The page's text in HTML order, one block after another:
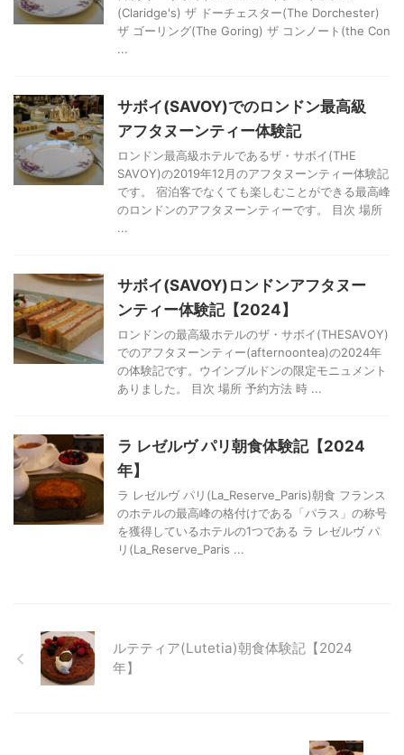
(Claridge's) ザ ドーチェスター(The Dorchester)
ザ ゴーリング(The Goring) ザ コンノート(the Con
...
サボイ(SAVOY)でのロンドン最高級
アフタヌーンティー体験記
ロンドン最高級ホテルであるザ・サボイ(THE
SAVOY)の2019年12月のアフタヌーンティー体験記
です。 宿泊客でなくても楽しむことができる最高峰
のロンドンのアフタヌーンティーです。 目次 場所
...
サボイ(SAVOY)ロンドンアフタヌー
ンティー体験記【2024】
ロンドンの最高級ホテルのザ・サボイ(THESAVOY)
でのアフタヌーンティー(afternoontea)の2024年
の体験記です。ウインブルドンの限定モニュメント
ありました。 目次 場所 予約方法 時 ...
ラ レゼルヴ パリ朝食体験記【2024
年】
ラ レゼルヴ パリ(La_Reserve_Paris)朝食 フランス
のホテルの最高峰の格付けである「パラス」の称号
を獲得しているホテルの1つである ラ レゼルヴ パ
リ(La_Reserve_Paris ...
ルテティア(Lutetia)朝食体験記【2024
年】